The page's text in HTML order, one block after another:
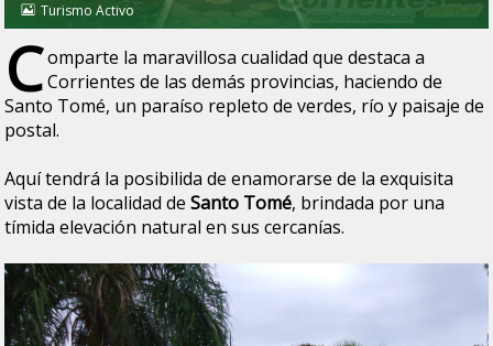
Turismo Activo
Comparte la maravillosa cualidad que destaca a
Corrientes de las demás provincias, haciendo de
Santo Tomé, un paraíso repleto de verdes, río y paisaje de
postal.
Aquí tendrá la posibilida de enamorarse de la exquisita
vista de la localidad de Santo Tomé, brindada por una
tímida elevación natural en sus cercanías.